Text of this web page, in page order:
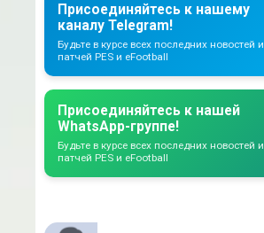
Присоединяйтесь к нашему
каналу Telegram!
Будьте в курсе всех последних новостей и
патчей PES и eFootball
Присоединяйтесь к нашей
WhatsApp-группе!
Будьте в курсе всех последних новостей и
патчей PES и eFootball